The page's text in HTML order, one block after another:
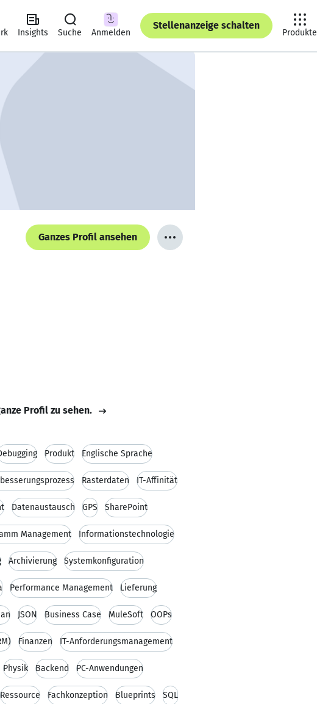
Insights Suche Anmelden
Stellenanzeige schalten
Produkte
Ganzes Profil ansehen
Profil zu sehen.
Produkt Englische Sprache
Rasterdaten IT-Affinität
Datenaustausch GPS SharePoint
Management Informationstechnologie
Archivierung Systemkonfiguration
Performance Management Lieferung
JSON Business Case MuleSoft OOPs
Finanzen IT-Anforderungsmanagement
Physik Backend PC-Anwendungen
Ressource Fachkonzeption Blueprints SQL